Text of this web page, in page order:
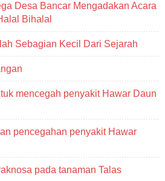
Desa Bancar Mengadakan Acara
Bihalal
Sebagian Kecil Dari Sejarah
mencegah penyakit Hawar Daun
pencegahan penyakit Hawar
pada tanaman Talas